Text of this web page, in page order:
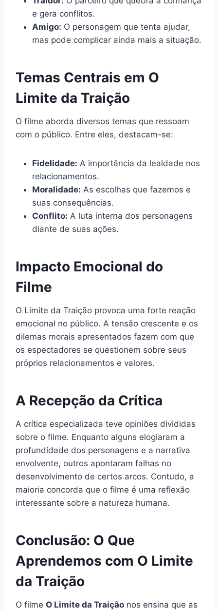
e gera conflitos.
Amigo: O personagem que tenta ajudar,
mas pode complicar ainda mais a situação.
Temas Centrais em O
Limite da Traição
O filme aborda diversos temas que ressoam
com o público. Entre eles, destacam-se:
Fidelidade: A importância da lealdade nos
relacionamentos.
Moralidade: As escolhas que fazemos e
suas consequências.
Conflito: A luta interna dos personagens
diante de suas ações.
Impacto Emocional do
Filme
O Limite da Traição provoca uma forte reação
emocional no público. A tensão crescente e os
dilemas morais apresentados fazem com que
os espectadores se questionem sobre seus
próprios relacionamentos e valores.
A Recepção da Crítica
A crítica especializada teve opiniões divididas
sobre o filme. Enquanto alguns elogiaram a
profundidade dos personagens e a narrativa
envolvente, outros apontaram falhas no
desenvolvimento de certos arcos. Contudo, a
maioria concorda que o filme é uma reflexão
interessante sobre a natureza humana.
Conclusão: O Que
Aprendemos com O Limite
da Traição
O filme O Limite da Traição nos ensina que as